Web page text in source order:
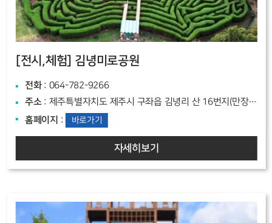
[전시,체험] 김녕미로공원
전화: 064-782-9266
주소: 제주특별자치도 제주시 구좌읍 김녕리 산 16번지(만장굴기루122)
홈페이지 : 바로가기
자세히보기